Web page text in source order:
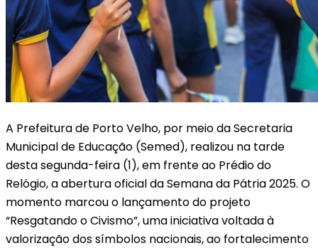
A Prefeitura de Porto Velho, por meio da Secretaria
Municipal de Educação (Semed), realizou na tarde
desta segunda-feira (1), em frente ao Prédio do
Relógio, a abertura oficial da Semana da Pátria 2025. O
momento marcou o lançamento do projeto
“Resgatando o Civismo”, uma iniciativa voltada à
valorização dos símbolos nacionais, ao fortalecimento